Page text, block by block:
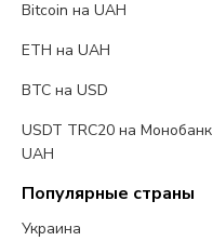
Bitcoin на UAH
ETH на UAH
BTC на USD
USDT TRC20 на Монобанк
UAH
Популярные страны
Украина